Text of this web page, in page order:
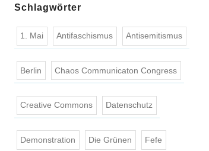
Schlagwörter
1. Mai Antifaschismus Antisemitismus
Berlin Chaos Communicaton Congress
Creative Commons Datenschutz
Demonstration Die Grünen Fefe